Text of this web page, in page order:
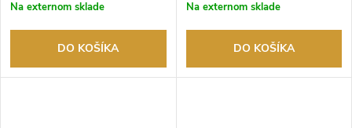
Na externom sklade
DO KOŠÍKA
Na externom sklade
DO KOŠÍKA